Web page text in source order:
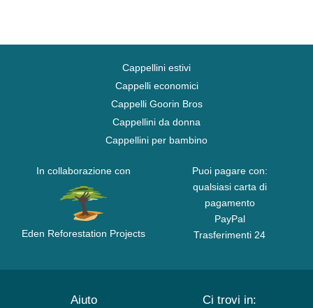
Cappellini estivi
Cappelli economici
Cappelli Goorin Bros
Cappellini da donna
Cappellini per bambino
In collaborazione con
Eden Reforestation Projects
Puoi pagare con:
qualsiasi carta di
pagamento
PayPal
Trasferimenti 24
Aiuto Ci trovi in: